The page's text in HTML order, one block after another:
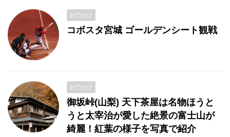
おでかけ
コボスタ宮城 ゴールデンシート観戦
おでかけ
御坂峠(山梨) 天下茶屋は名物ほうと
うと太宰治が愛した絶景の富士山が
綺麗！紅葉の様子を写真で紹介